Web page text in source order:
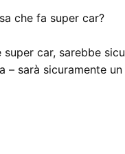
che fa super car?
car, sarebbe
sarà sicuramente